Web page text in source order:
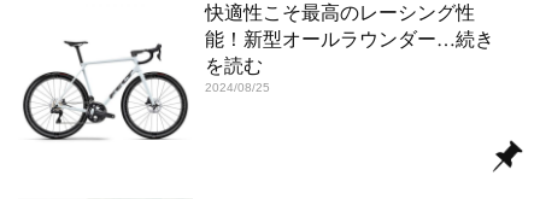
快適性こそ最高のレーシング性
能！新型オールラウンダー…続き
を読む
2024/08/25